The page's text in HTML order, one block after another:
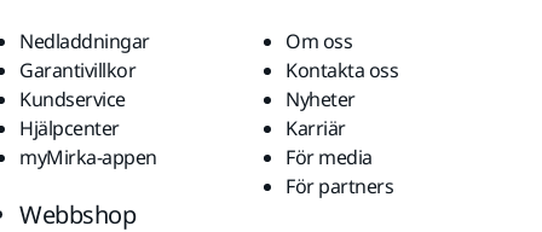
Nedladdningar
Garantivillkor
Kundservice
Hjälpcenter
myMirka-appen
Om oss
Kontakta oss
Nyheter
Karriär
För media
För partners
Webbshop